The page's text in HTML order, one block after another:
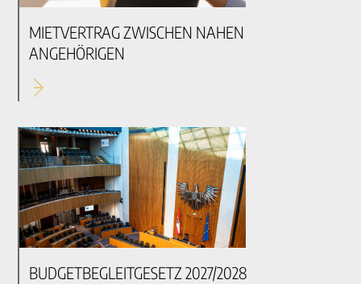
MIETVERTRAG ZWISCHEN NAHEN
ANGEHÖRIGEN
BUDGETBEGLEITGESETZ 2027/2028